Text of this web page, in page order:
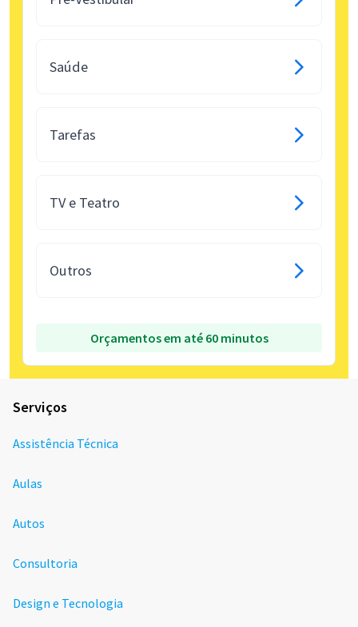
Saúde
Tarefas
TV e Teatro
Outros
Orçamentos em até 60 minutos
Serviços
Assistência Técnica
Aulas
Autos
Consultoria
Design e Tecnologia